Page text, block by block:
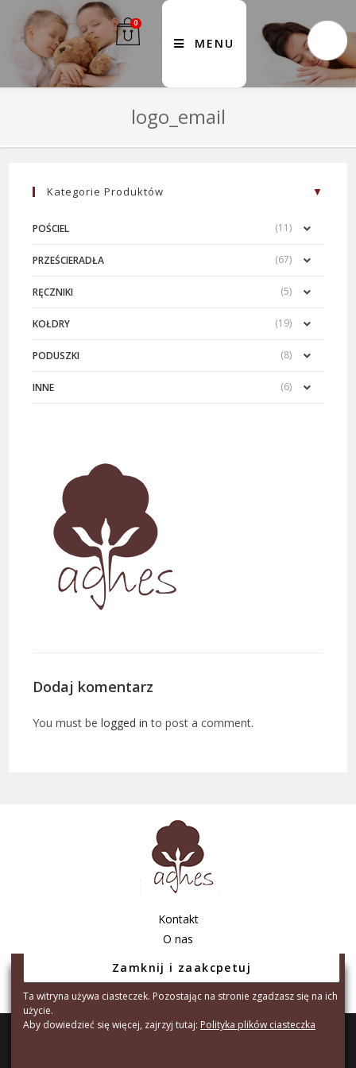
0
MENU
logo_email
Dodaj komentarz
You must belogged in to post a comment.
Kategorie Produktów
POŚCIEL (11)
PRZEŚCIERADŁA (67)
RĘCZNIKI (5)
KOŁDRY (19)
PODUSZKI (8)
INNE (6)
Kontakt
O nas
Polityka prywatności
Ta witryna używa ciasteczek. Pozostając na stronie zgadzasz się na ich
użycie.
Aby dowiedzieć się więcej, zajrzyj tutaj: Polityka plików ciasteczka